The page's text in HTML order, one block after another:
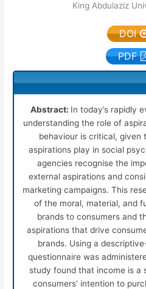
DOI
PDF
Abstract: In today’s rapidly
understanding the role of
behaviour is critical, given
aspirations play in social
agencies recognise the
external aspirations and
marketing campaigns. This
of the moral, material, and
brands to consumers and
aspirations that drive
brands. Using a
questionnaire was
study found that income is a
consumers’ intention to